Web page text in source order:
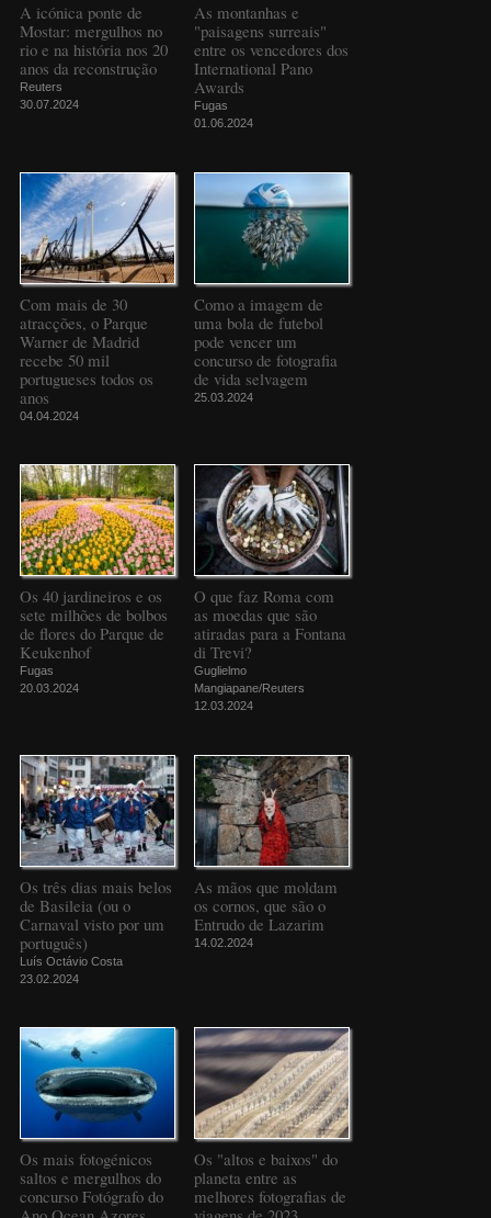
A icónica ponte de
Mostar: mergulhos no
rio e na história nos 20
anos da reconstrução
Reuters
30.07.2024
As montanhas e
"paisagens surreais"
entre os vencedores dos
International Pano
Awards
Fugas
01.06.2024
Com mais de 30
atracções, o Parque
Warner de Madrid
recebe 50 mil
portugueses todos os
anos
04.04.2024
Como a imagem de
uma bola de futebol
pode vencer um
concurso de fotografia
de vida selvagem
25.03.2024
Os 40 jardineiros e os
sete milhões de bolbos
de flores do Parque de
Keukenhof
Fugas
20.03.2024
O que faz Roma com
as moedas que são
atiradas para a Fontana
di Trevi?
Guglielmo
Mangiapane/Reuters
12.03.2024
Os três dias mais belos
de Basileia (ou o
Carnaval visto por um
português)
Luís Octávio Costa
23.02.2024
As mãos que moldam
os cornos, que são o
Entrudo de Lazarim
14.02.2024
Os mais fotogénicos
saltos e mergulhos do
concurso Fotógrafo do
Os "altos e baixos" do
planeta entre as
melhores fotografias de